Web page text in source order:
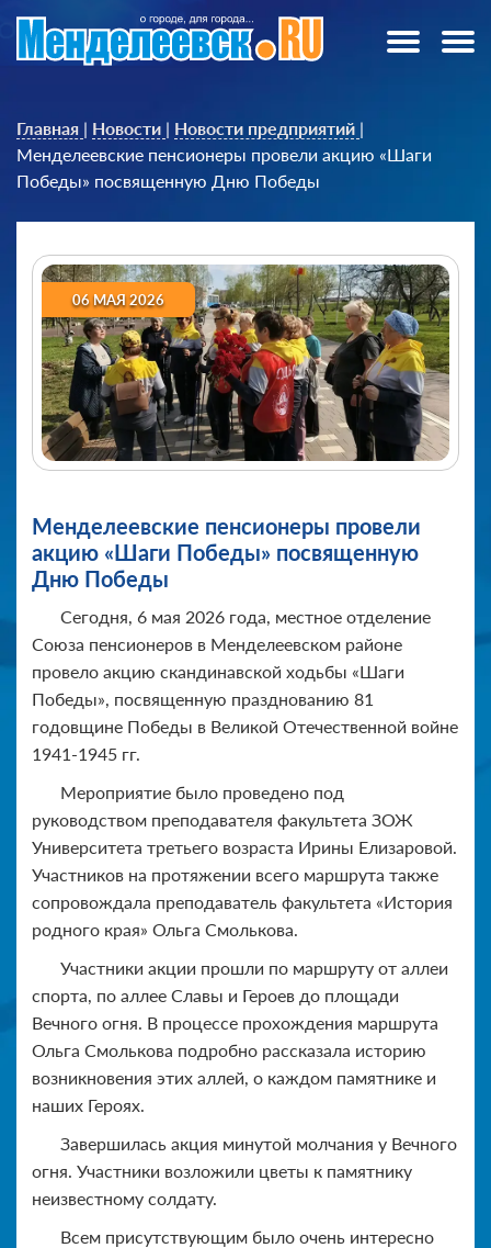
Главная | Новости | Новости предприятий |
Менделеевские пенсионеры провели акцию «Шаги
Победы» посвященную Дню Победы
06 МАЯ 2026
Менделеевские пенсионеры провели
акцию «Шаги Победы» посвященную
Дню Победы
Сегодня, 6 мая 2026 года, местное отделение
Союза пенсионеров в Менделеевском районе
провело акцию скандинавской ходьбы «Шаги
Победы», посвященную празднованию 81
годовщине Победы в Великой Отечественной войне
1941-1945 гг.
Мероприятие было проведено под
руководством преподавателя факультета ЗОЖ
Университета третьего возраста Ирины Елизаровой.
Участников на протяжении всего маршрута также
сопровождала преподаватель факультета «История
родного края» Ольга Смолькова.
Участники акции прошли по маршруту от аллеи
спорта, по аллее Славы и Героев до площади
Вечного огня. В процессе прохождения маршрута
Ольга Смолькова подробно рассказала историю
возникновения этих аллей, о каждом памятнике и
наших Героях.
Завершилась акция минутой молчания у Вечного
огня. Участники возложили цветы к памятнику
неизвестному солдату.
Всем присутствующим было очень интересно